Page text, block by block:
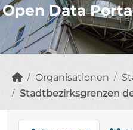
Open Data
Organisationen
Stadtbezirksgrenzen